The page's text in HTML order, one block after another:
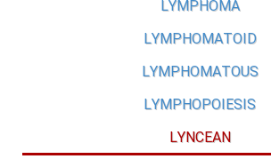
LYMPHOMA
LYMPHOMATOID
LYMPHOMATOUS
LYMPHOPOIESIS
LYNCEAN